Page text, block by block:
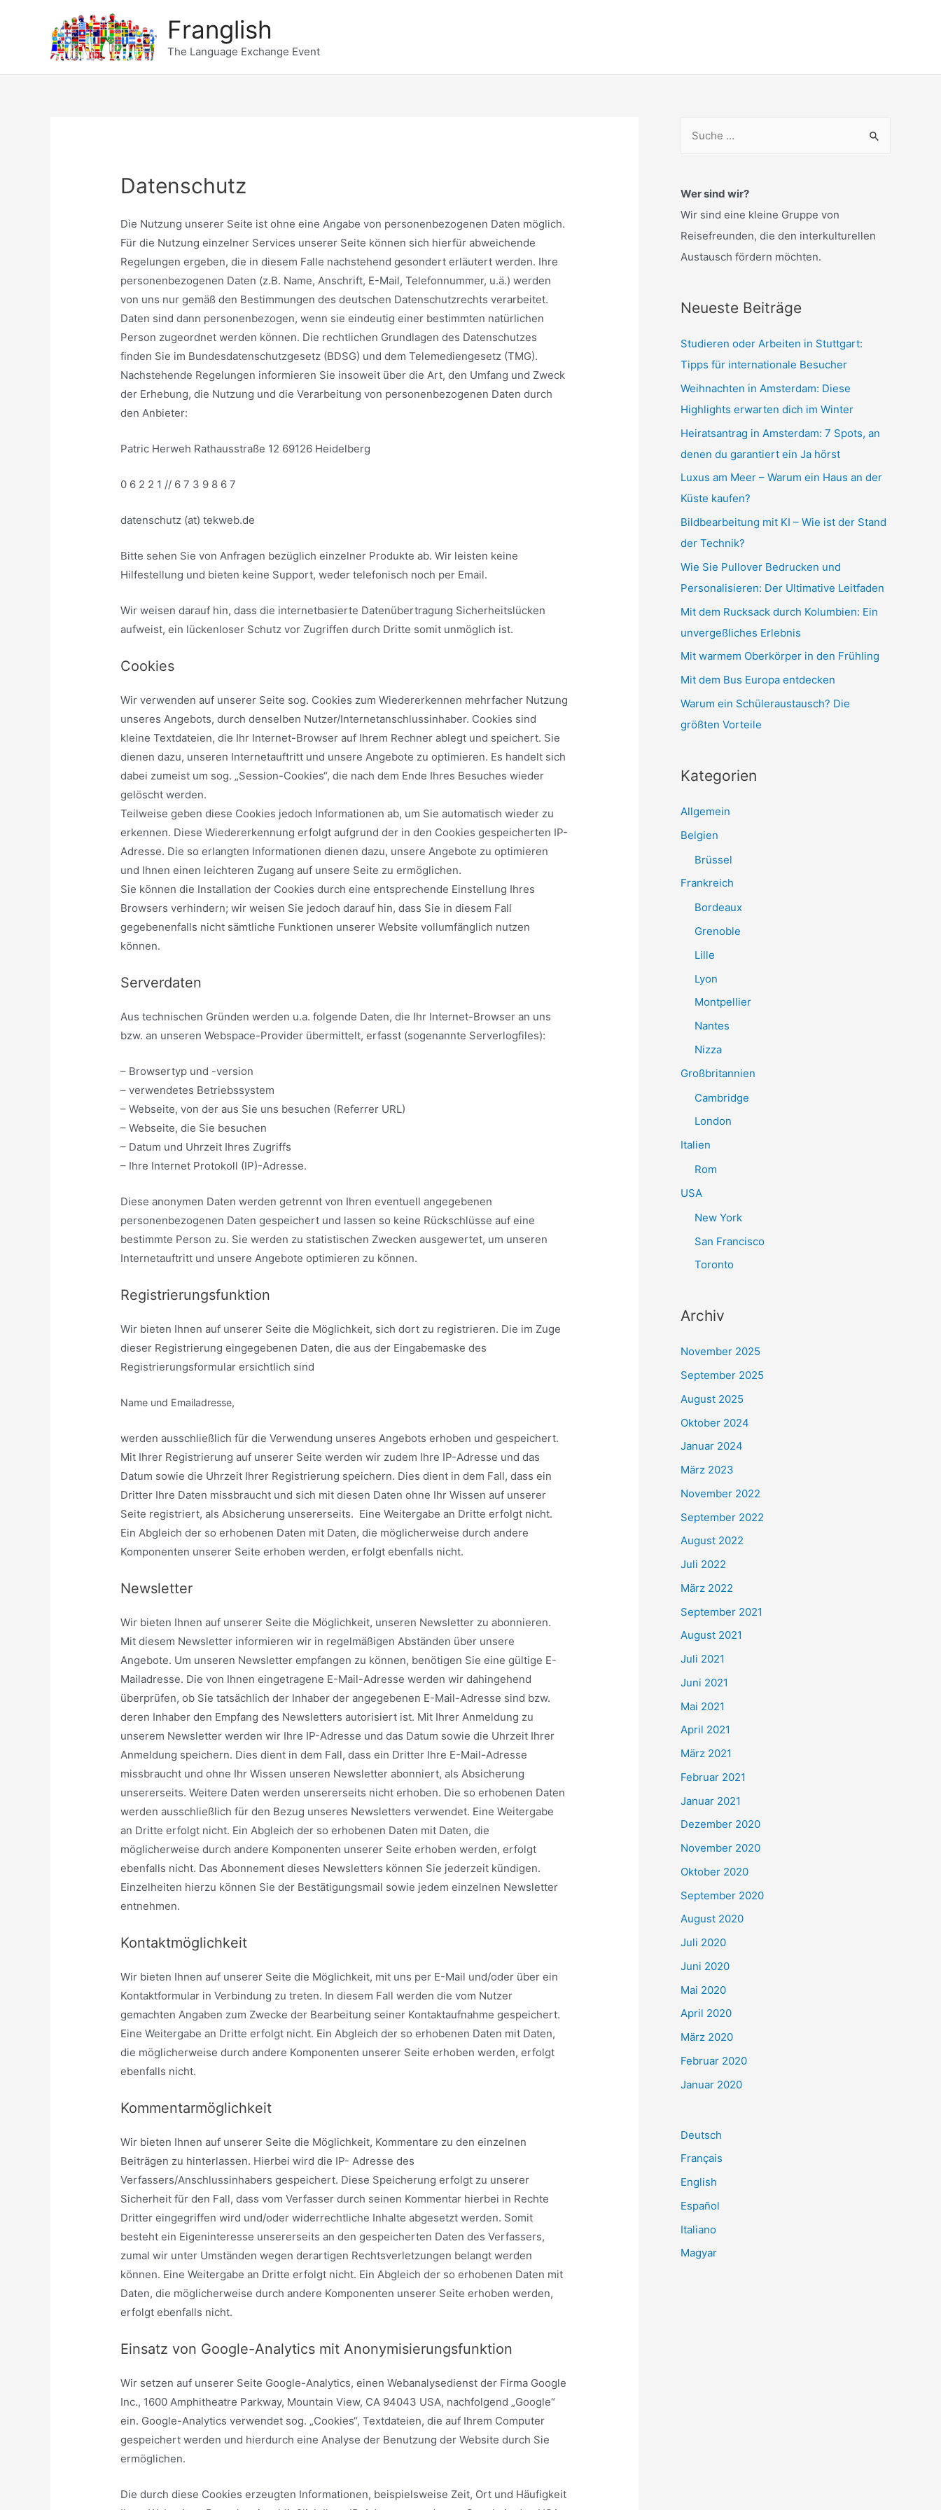
Franglish
The Language Exchange Event
Datenschutz
Die Nutzung unserer Seite ist ohne eine Angabe von personenbezogenen Daten möglich.
Für die Nutzung einzelner Services unserer Seite können sich hierfür abweichende
Regelungen ergeben, die in diesem Falle nachstehend gesondert erläutert werden. Ihre
personenbezogenen Daten (z.B. Name, Anschrift, E-Mail, Telefonnummer, u.ä.) werden
von uns nur gemäß den Bestimmungen des deutschen Datenschutzrechts verarbeitet.
Daten sind dann personenbezogen, wenn sie eindeutig einer bestimmten natürlichen
Person zugeordnet werden können. Die rechtlichen Grundlagen des Datenschutzes
finden Sie im Bundesdatenschutzgesetz (BDSG) und dem Telemediengesetz (TMG).
Nachstehende Regelungen informieren Sie insoweit über die Art, den Umfang und Zweck
der Erhebung, die Nutzung und die Verarbeitung von personenbezogenen Daten durch
den Anbieter:
Patric Herweh Rathausstraße 12 69126 Heidelberg
0 6 2 2 1 // 6 7 3 9 8 6 7
datenschutz (at) tekweb.de
Bitte sehen Sie von Anfragen bezüglich einzelner Produkte ab. Wir leisten keine
Hilfestellung und bieten keine Support, weder telefonisch noch per Email.
Wir weisen darauf hin, dass die internetbasierte Datenübertragung Sicherheitslücken
aufweist, ein lückenloser Schutz vor Zugriffen durch Dritte somit unmöglich ist.
Cookies
Wir verwenden auf unserer Seite sog. Cookies zum Wiedererkennen mehrfacher Nutzung
unseres Angebots, durch denselben Nutzer/Internetanschlussinhaber. Cookies sind
kleine Textdateien, die Ihr Internet-Browser auf Ihrem Rechner ablegt und speichert. Sie
dienen dazu, unseren Internetauftritt und unsere Angebote zu optimieren. Es handelt sich
dabei zumeist um sog. „Session-Cookies“, die nach dem Ende Ihres Besuches wieder
gelöscht werden.
Teilweise geben diese Cookies jedoch Informationen ab, um Sie automatisch wieder zu
erkennen. Diese Wiedererkennung erfolgt aufgrund der in den Cookies gespeicherten IP-
Adresse. Die so erlangten Informationen dienen dazu, unsere Angebote zu optimieren
und Ihnen einen leichteren Zugang auf unsere Seite zu ermöglichen.
Sie können die Installation der Cookies durch eine entsprechende Einstellung Ihres
Browsers verhindern; wir weisen Sie jedoch darauf hin, dass Sie in diesem Fall
gegebenenfalls nicht sämtliche Funktionen unserer Website vollumfänglich nutzen
können.
Serverdaten
Aus technischen Gründen werden u.a. folgende Daten, die Ihr Internet-Browser an uns
bzw. an unseren Webspace-Provider übermittelt, erfasst (sogenannte Serverlogfiles):
– Browsertyp und -version
– verwendetes Betriebssystem
– Webseite, von der aus Sie uns besuchen (Referrer URL)
– Webseite, die Sie besuchen
– Datum und Uhrzeit Ihres Zugriffs
– Ihre Internet Protokoll (IP)-Adresse.
Diese anonymen Daten werden getrennt von Ihren eventuell angegebenen
personenbezogenen Daten gespeichert und lassen so keine Rückschlüsse auf eine
bestimmte Person zu. Sie werden zu statistischen Zwecken ausgewertet, um unseren
Internetauftritt und unsere Angebote optimieren zu können.
Registrierungsfunktion
Wir bieten Ihnen auf unserer Seite die Möglichkeit, sich dort zu registrieren. Die im Zuge
dieser Registrierung eingegebenen Daten, die aus der Eingabemaske des
Registrierungsformular ersichtlich sind
Name und Emailadresse,
werden ausschließlich für die Verwendung unseres Angebots erhoben und gespeichert.
Mit Ihrer Registrierung auf unserer Seite werden wir zudem Ihre IP-Adresse und das
Datum sowie die Uhrzeit Ihrer Registrierung speichern. Dies dient in dem Fall, dass ein
Dritter Ihre Daten missbraucht und sich mit diesen Daten ohne Ihr Wissen auf unserer
Seite registriert, als Absicherung unsererseits. Eine Weitergabe an Dritte erfolgt nicht.
Ein Abgleich der so erhobenen Daten mit Daten, die möglicherweise durch andere
Komponenten unserer Seite erhoben werden, erfolgt ebenfalls nicht.
Newsletter
Wir bieten Ihnen auf unserer Seite die Möglichkeit, unseren Newsletter zu abonnieren.
Mit diesem Newsletter informieren wir in regelmäßigen Abständen über unsere
Angebote. Um unseren Newsletter empfangen zu können, benötigen Sie eine gültige E-
Mailadresse. Die von Ihnen eingetragene E-Mail-Adresse werden wir dahingehend
überprüfen, ob Sie tatsächlich der Inhaber der angegebenen E-Mail-Adresse sind bzw.
deren Inhaber den Empfang des Newsletters autorisiert ist. Mit Ihrer Anmeldung zu
unserem Newsletter werden wir Ihre IP-Adresse und das Datum sowie die Uhrzeit Ihrer
Anmeldung speichern. Dies dient in dem Fall, dass ein Dritter Ihre E-Mail-Adresse
missbraucht und ohne Ihr Wissen unseren Newsletter abonniert, als Absicherung
unsererseits. Weitere Daten werden unsererseits nicht erhoben. Die so erhobenen Daten
werden ausschließlich für den Bezug unseres Newsletters verwendet. Eine Weitergabe
an Dritte erfolgt nicht. Ein Abgleich der so erhobenen Daten mit Daten, die
möglicherweise durch andere Komponenten unserer Seite erhoben werden, erfolgt
ebenfalls nicht. Das Abonnement dieses Newsletters können Sie jederzeit kündigen.
Einzelheiten hierzu können Sie der Bestätigungsmail sowie jedem einzelnen Newsletter
entnehmen.
Kontaktmöglichkeit
Wir bieten Ihnen auf unserer Seite die Möglichkeit, mit uns per E-Mail und/oder über ein
Kontaktformular in Verbindung zu treten. In diesem Fall werden die vom Nutzer
gemachten Angaben zum Zwecke der Bearbeitung seiner Kontaktaufnahme gespeichert.
Eine Weitergabe an Dritte erfolgt nicht. Ein Abgleich der so erhobenen Daten mit Daten,
die möglicherweise durch andere Komponenten unserer Seite erhoben werden, erfolgt
ebenfalls nicht.
Kommentarmöglichkeit
Wir bieten Ihnen auf unserer Seite die Möglichkeit, Kommentare zu den einzelnen
Beiträgen zu hinterlassen. Hierbei wird die IP- Adresse des
Verfassers/Anschlussinhabers gespeichert. Diese Speicherung erfolgt zu unserer
Sicherheit für den Fall, dass vom Verfasser durch seinen Kommentar hierbei in Rechte
Dritter eingegriffen wird und/oder widerrechtliche Inhalte abgesetzt werden. Somit
besteht ein Eigeninteresse unsererseits an den gespeicherten Daten des Verfassers,
zumal wir unter Umständen wegen derartigen Rechtsverletzungen belangt werden
können. Eine Weitergabe an Dritte erfolgt nicht. Ein Abgleich der so erhobenen Daten mit
Daten, die möglicherweise durch andere Komponenten unserer Seite erhoben werden,
erfolgt ebenfalls nicht.
Einsatz von Google-Analytics mit Anonymisierungsfunktion
Wir setzen auf unserer Seite Google-Analytics, einen Webanalysedienst der Firma Google
Inc., 1600 Amphitheatre Parkway, Mountain View, CA 94043 USA, nachfolgend „Google“
ein. Google-Analytics verwendet sog. „Cookies“, Textdateien, die auf Ihrem Computer
gespeichert werden und hierdurch eine Analyse der Benutzung der Website durch Sie
ermöglichen.
Die durch diese Cookies erzeugten Informationen, beispielsweise Zeit, Ort und Häufigkeit
h
e
n
n
h
:
Wer sind wir?
Wir sind eine kleine Gruppe von
Reisefreunden, die den interkulturellen
Austausch fördern möchten.
Neueste Beiträge
Studieren oder Arbeiten in Stuttgart:
Tipps für internationale Besucher
Weihnachten in Amsterdam: Diese
Highlights erwarten dich im Winter
Heiratsantrag in Amsterdam: 7 Spots, an
denen du garantiert ein Ja hörst
Luxus am Meer – Warum ein Haus an der
Küste kaufen?
Bildbearbeitung mit KI – Wie ist der Stand
der Technik?
Wie Sie Pullover Bedrucken und
Personalisieren: Der Ultimative Leitfaden
Mit dem Rucksack durch Kolumbien: Ein
unvergeßliches Erlebnis
Mit warmem Oberkörper in den Frühling
Mit dem Bus Europa entdecken
Warum ein Schüleraustausch? Die
größten Vorteile
Kategorien
Allgemein
Belgien
Brüssel
Frankreich
Bordeaux
Grenoble
Lille
Lyon
Montpellier
Nantes
Nizza
Großbritannien
Cambridge
London
Italien
Rom
USA
New York
San Francisco
Toronto
Archiv
November 2025
September 2025
August 2025
Oktober 2024
Januar 2024
März 2023
November 2022
September 2022
August 2022
Juli 2022
März 2022
September 2021
August 2021
Juli 2021
Juni 2021
Mai 2021
April 2021
März 2021
Februar 2021
Januar 2021
Dezember 2020
November 2020
Oktober 2020
September 2020
August 2020
Juli 2020
Juni 2020
Mai 2020
April 2020
März 2020
Februar 2020
Januar 2020
Deutsch
Français
English
Español
Italiano
Magyar